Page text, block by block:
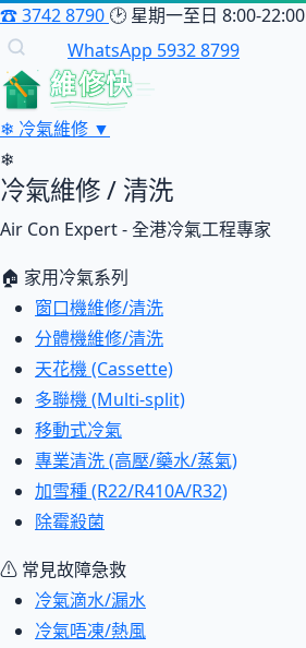
☎3742 8790 🕑 星期一至日 8:00-22:00
WhatsApp 5932 8799
維修快
❄ 冷氣維修 ▼
❄
冷氣維修 / 清洗
Air Con Expert - 全港冷氣工程專家
🏠 家用冷氣系列
窗口機維修/清洗
分體機維修/清洗
天花機 (Cassette)
多聯機 (Multi-split)
移動式冷氣
專業清洗 (高壓/藥水/蒸氣)
加雪種 (R22/R410A/R32)
除霉殺菌
⚠ 常見故障急救
冷氣滴水/漏水
冷氣唔凍/熱風